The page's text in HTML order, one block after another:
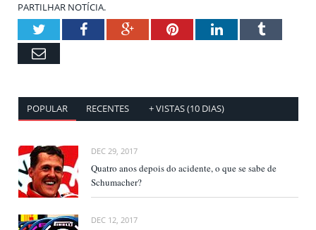
PARTILHAR NOTÍCIA.
TwitterFacebookGoogle+PinterestLinkedInTumblr
Email
POPULAR RECENTES + VISTAS (10 DIAS)
DEC 29, 2017
Quatro anos depois do acidente, o que se sabe de
Schumacher?
DEC 12, 2017